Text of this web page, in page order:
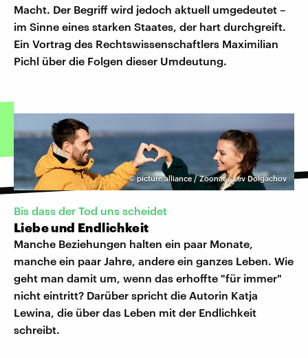
Macht. Der Begriff wird jedoch aktuell umgedeutet –
im Sinne eines starken Staates, der hart durchgreift.
Ein Vortrag des Rechtswissenschaftlers Maximilian
Pichl über die Folgen dieser Umdeutung.
© picture alliance / Zoonar / Lev Dolgachov
Bis dass der Tod uns scheidet
Liebe und Endlichkeit
Manche Beziehungen halten ein paar Monate,
manche ein paar Jahre, andere ein ganzes Leben. Wie
geht man damit um, wenn das erhoffte "für immer"
nicht eintritt? Darüber spricht die Autorin Katja
Lewina, die über das Leben mit der Endlichkeit
schreibt.